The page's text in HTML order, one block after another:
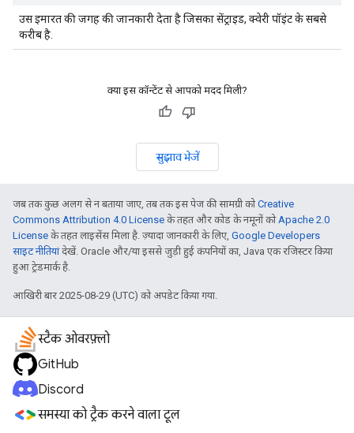
उस इमारत की जगह की जानकारी देता है जिसका सेंट्राइड, क्वेरी पॉइंट के सबसे
करीब है.
क्या इस कॉन्टेंट से आपको मदद मिली?
सुझाव भेजें
जब तक कुछ अलग से न बताया जाए, तब तक इस पेज की सामग्री कोCreative
Commons Attribution 4.0 License के तहत और कोड के नमूनों कोApache 2.0
License के तहत लाइसेंस मिला है. ज़्यादा जानकारी के लिए, Google Developers
साइट नीतियांदेखें. Oracle और/या इससे जुड़ी हुई कंपनियों का, Java एक रजिस्टर किया
हुआ ट्रेडमार्क है.
आखिरी बार 2025-08-29 (UTC) को अपडेट किया गया.
स्टैक ओवरफ़्लो
GitHub
Discord
समस्या को ट्रैक करने वाला टूल